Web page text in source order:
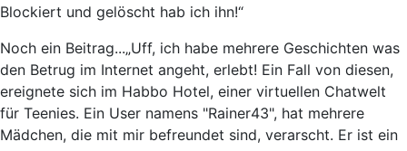
Blockiert und gelöscht hab ich ihn!“
Noch ein Beitrag...„Uff, ich habe mehrere Geschichten was
den Betrug im Internet angeht, erlebt! Ein Fall von diesen,
ereignete sich im Habbo Hotel, einer virtuellen Chatwelt
für Teenies. Ein User namens "Rainer43", hat mehrere
Mädchen, die mit mir befreundet sind, verarscht. Er ist ein